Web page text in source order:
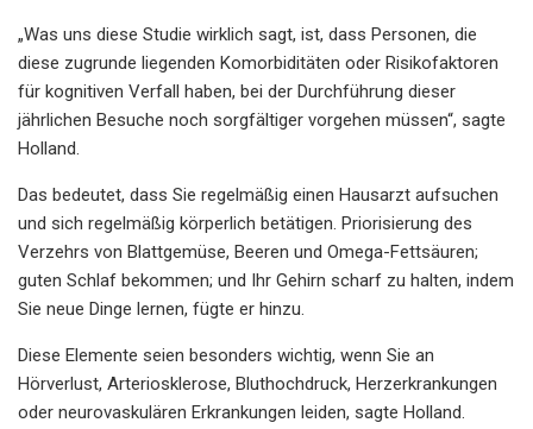
„Was uns diese Studie wirklich sagt, ist, dass Personen, die
diese zugrunde liegenden Komorbiditäten oder Risikofaktoren
für kognitiven Verfall haben, bei der Durchführung dieser
jährlichen Besuche noch sorgfältiger vorgehen müssen“, sagte
Holland.
Das bedeutet, dass Sie regelmäßig einen Hausarzt aufsuchen
und sich regelmäßig körperlich betätigen. Priorisierung des
Verzehrs von Blattgemüse, Beeren und Omega-Fettsäuren;
guten Schlaf bekommen; und Ihr Gehirn scharf zu halten, indem
Sie neue Dinge lernen, fügte er hinzu.
Diese Elemente seien besonders wichtig, wenn Sie an
Hörverlust, Arteriosklerose, Bluthochdruck, Herzerkrankungen
oder neurovaskulären Erkrankungen leiden, sagte Holland.